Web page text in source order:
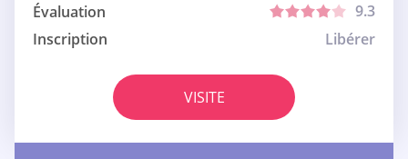
Évaluation
9.3
Inscription
Libérer
VISITE